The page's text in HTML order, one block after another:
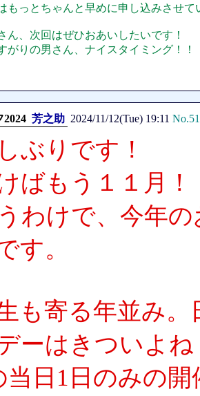
もっとちゃんと早めに申し込みさせ
ん、次回はぜひおあいしたいです！
がりの男さん、ナイスタイミング！！
2024 芳之助 2024/11/12(Tue) 19:11
ぶりです！
ばもう１１月！
わけで、今年
す。
も寄る年並み
ーはきついよ
当日1日のみの